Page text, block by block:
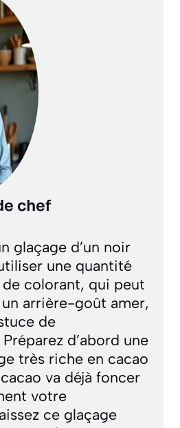
chef
glaçage d’un noir
une quantité
colorant, qui peut
arrière-goût amer,
de
d’abord une
très riche en cacao
va déjà foncer
votre
ce glaçage